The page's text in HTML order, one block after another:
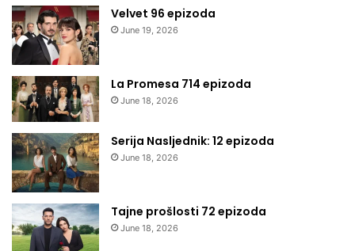
Velvet 96 epizoda
June 19, 2026
La Promesa 714 epizoda
June 18, 2026
Serija Nasljednik: 12 epizoda
June 18, 2026
Tajne prošlosti 72 epizoda
June 18, 2026